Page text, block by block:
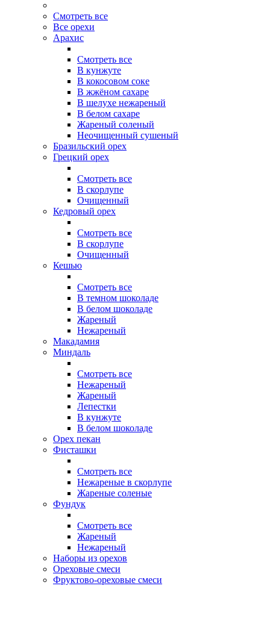
Смотреть все
Все орехи
Арахис
Смотреть все
В кунжуте
В кокосовом соке
В жжёном сахаре
В шелухе нежареный
В белом сахаре
Жареный соленый
Неочищенный сушеный
Бразильский орех
Грецкий орех
Смотреть все
В скорлупе
Очищенный
Кедровый орех
Смотреть все
В скорлупе
Очищенный
Кешью
Смотреть все
В темном шоколаде
В белом шоколаде
Жареный
Нежареный
Макадамия
Миндаль
Смотреть все
Нежареный
Жареный
Лепестки
В кунжуте
В белом шоколаде
Орех пекан
Фисташки
Смотреть все
Нежареные в скорлупе
Жареные соленые
Фундук
Смотреть все
Жареный
Нежареный
Наборы из орехов
Ореховые смеси
Фруктово-ореховые смеси